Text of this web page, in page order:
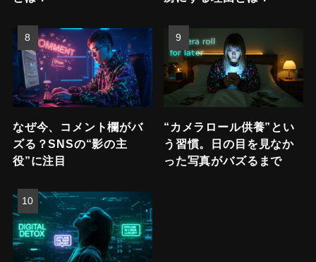
なぜ今、コメント欄がバ
ズる？SNSの“影の主
役”に注目
“カメラロール供養”とい
う習慣。日の目を見なか
った写真がバズるまで